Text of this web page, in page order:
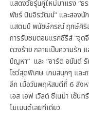
แสดงวัยรุ่นคู่ใหม่มาแรง “
พัชร์ นิมจิรวัฒน์” และสอง
แสตมป์ พนัชษ์กรณ์ ฤกษ์ศิริอ
การรับชมตอนแรกซีรีส์ “จุด
ดวงร้าย กลายเป็นความรัก
ปัญหา” และ “อาร์ต อนันต์
โชว์สุดพิเศษ เกมสนุกๆ และ
ลึก เมื่อวันพฤหัสบดีที่ 6 สิง
เอส เอฟ เวิลด์ ซีเนม่า เซ็น
โมเมนต์เลยทีเดียว